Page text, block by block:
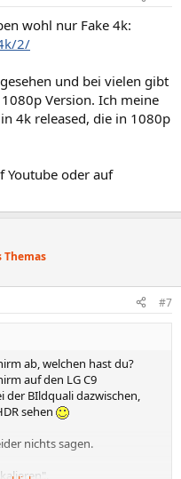
wohl nur Fake 4k:
2/
und bei vielen gibt
Version. Ich meine
4k released, die in 1080p
Youtube oder auf
Themas
#7
ab, welchen hast du?
auf den LG C9
BIldquali dazwischen,
sehen
nichts sagen.